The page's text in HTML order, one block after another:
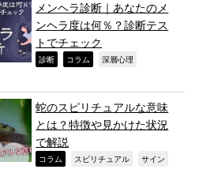
メンヘラ診断｜あなたのメ
ンヘラ度は何％？診断テス
トでチェック
診断 コラム 深層心理
蛇のスピリチュアルな意味
とは？特徴や見かけた状況
で解説
コラム スピリチュアル サイン